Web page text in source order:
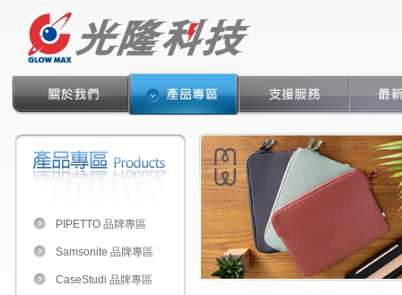
PIPETTO 品牌專區
Samsonite 品牌專區
CaseStudi 品牌專區